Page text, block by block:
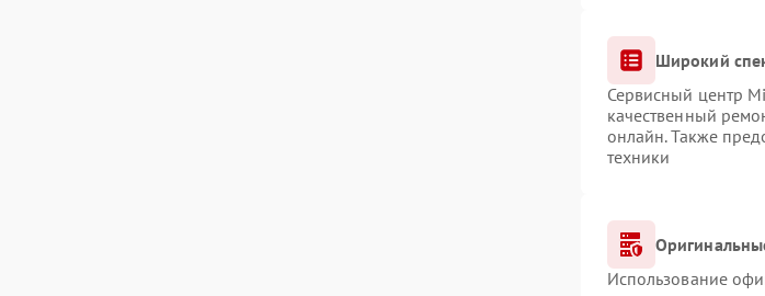
Широкий
Сервисный центр
качественный
онлайн. Также
техники
Использование